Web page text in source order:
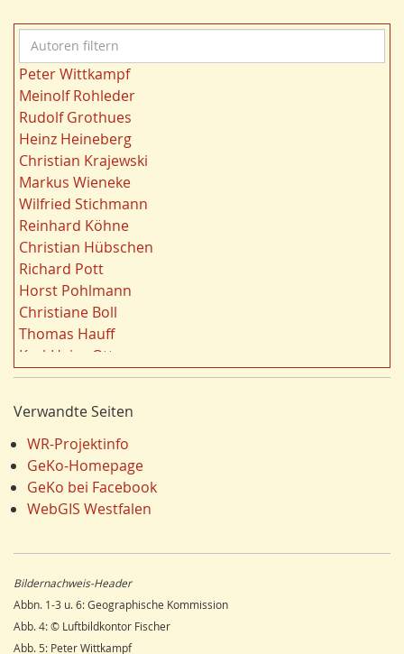
Kultur 22
Kulturlandschaft
Wohnen 21
Gewässer 21
Migration/Wanderung
Strukturwandel
Wahl 20
Städtebau 20
Ländliche Entwicklung
Ruhrgebiet 20
Landschaft 19
Siedlung/Siedlungsgeschichte
Demographischer Wandel
Geologie 19
Dortmund 18
Fauna 17
Energie/Energiewirtschaft 17
Klima/Klimawandel
Hydrogeologie
Schienenverkehr
Einzelhandel 15
LEADER 15
Umweltverschmutzung
Ostwestfalen 14
Siegerland 13
u
t
o
r
e
n
f
i
l
t
e
r
n
Peter Wittkampf
Meinolf Rohleder
Rudolf Grothues
Heinz Heineberg
Christian Krajewski
Markus Wieneke
Wilfried Stichmann
Reinhard Köhne
Christian Hübschen
Richard Pott
Horst Pohlmann
Christiane Boll
Thomas Hauff
Karl-Heinz Otto
Carola Bischoff
Jürgen Lethmate
Rudolf Bergmann
Hans-Werner Wehling
Klaus Temlitz
Stefan Harnischmacher
Julius Werner
Kreft-Kettermann
Gerhard Henkel
Friedrich Schulte-Derne
Verwandte Seiten
WR-Projektinfo
GeKo-Homepage
GeKo bei Facebook
WebGIS Westfalen
Bildernachweis-Header
Abbn. 1-3 u. 6: Geographische Kommission
Abb. 4: © Luftbildkontor Fischer
Abb. 5: Peter Wittkampf